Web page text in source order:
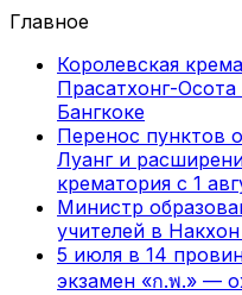
Главное
Королевская
Прасатхонг-Осота
Бангкоке
Перенос пунктов
Луанг и
крематория с 1
Министр
учителей в
5 июля в 14
экзамен «ก.พ.» —